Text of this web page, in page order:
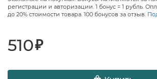
регистрации и авторизации. 1 бонус = 1 рубль.
до 20% стоимости товара. 100 бонусов за отзыв.
510₽